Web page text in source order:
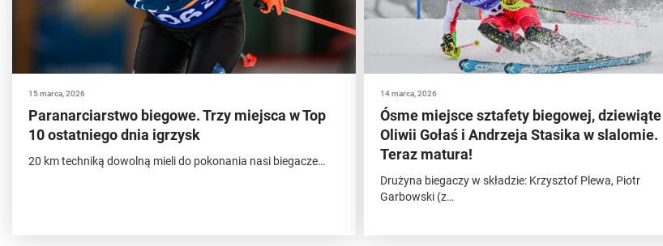
15 marca, 2026
Paranarciarstwo biegowe. Trzy miejsca w Top
10 ostatniego dnia igrzysk
20 km techniką dowolną mieli do pokonania nasi biegacze…
14 marca, 2026
Ósme miejsce sztafety biegowej, dziewiąte
Oliwii Gołaś i Andrzeja Stasika w slalomie.
Teraz matura!
Drużyna biegaczy w składzie: Krzysztof Plewa, Piotr
Garbowski (z…